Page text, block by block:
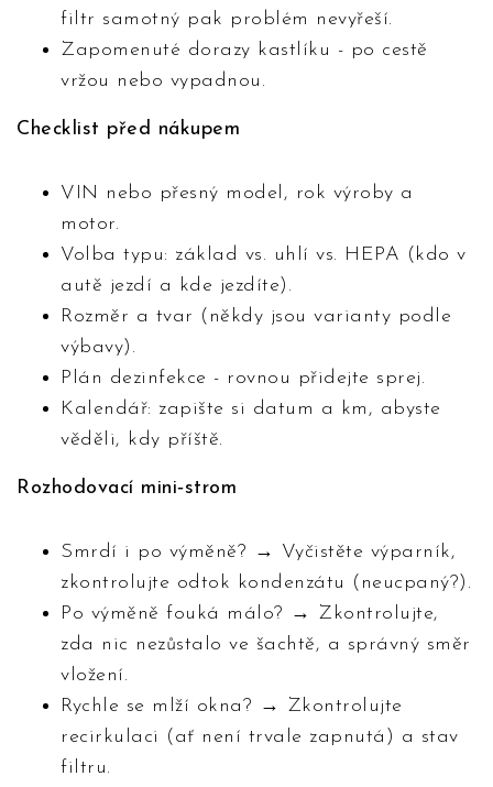
filtr samotný pak problém nevyřeší.
Zapomenuté dorazy kastlíku - po cestě
vržou nebo vypadnou.
Checklist před nákupem
VIN nebo přesný model, rok výroby a
motor.
Volba typu: základ vs. uhlí vs. HEPA (kdo v
autě jezdí a kde jezdíte).
Rozměr a tvar (někdy jsou varianty podle
výbavy).
Plán dezinfekce - rovnou přidejte sprej.
Kalendář: zapište si datum a km, abyste
věděli, kdy příště.
Rozhodovací mini‑strom
Smrdí i po výměně? → Vyčistěte výparník,
zkontrolujte odtok kondenzátu (neucpaný?).
Po výměně fouká málo? → Zkontrolujte,
zda nic nezůstalo ve šachtě, a správný směr
vložení.
Rychle se mlží okna? → Zkontrolujte
recirkulaci (ať není trvale zapnutá) a stav
filtru.